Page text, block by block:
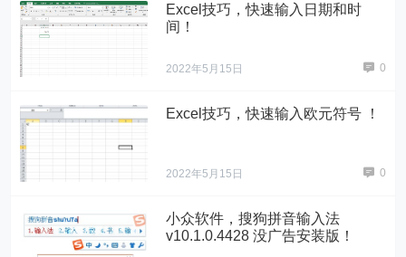
Excel技巧，快速输入日期和时
间！
2022年5月15日 0
Excel技巧，快速输入欧元符号 ！
2022年5月15日 0
小众软件，搜狗拼音输入法
v10.1.0.4428 没广告安装版！